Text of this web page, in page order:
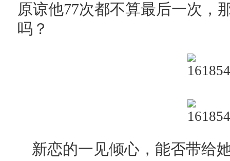
原谅他77次都不算最后一次，
吗？
新恋的一见倾心，能否带给